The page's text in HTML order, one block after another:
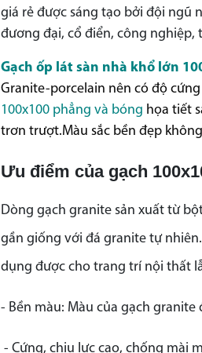
giá rẻ được sáng tạo bởi đội ngũ
đương đại, cổ điển, công nghiệp,
Gạch ốp lát sàn nhà khổ lớn
Granite-porcelain nên có độ
100x100 phẳng và bóng họa tiết
trơn trượt.Màu sắc bền đẹp
Ưu điểm của gạch
Dòng gạch granite sản xuất từ
gần giống với đá granite tự
dụng được cho trang trí nội thất
- Bền màu: Màu của gạch
- Cứng, chịu lực cao, chống mài